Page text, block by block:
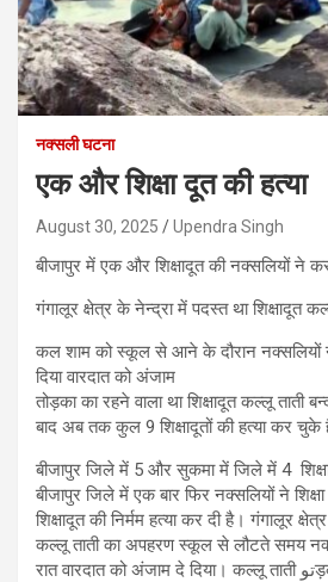
नक्सली घटना
एक और शिक्षा दूत की हत्या
August 30, 2025 Upendra Singh
बीजापुर में एक और शिक्षादूत की नक्सलियों ने कर
गंगालूर क्षेत्र के नेन्द्रा में पदस्त था शिक्षादूत
कल शाम को स्कूल से आने के दौरान नक्सलियों
दिया वारदात को अंजाम
तोड़का का रहने वाला था शिक्षादूत कल्लू
बाद अब तक कुल 9 शिक्षादूतों की हत्या कर चुके
बीजापुर जिले में 5 और सुकमा में जिले में 4
बीजापुर जिले में एक बार फिर नक्सलियों ने
शिक्षादूत की निर्मम हत्या कर दी है। गंगालूर
कल्लू ताती का अपहरण स्कूल से लौटते समय
रात वारदात को अंजाम दे दिया। कल्लू ताती توड़का गांव के रहने वाले थे। यह